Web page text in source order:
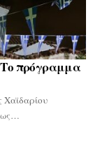
Το πρόγραμμα
Χαϊδαρίου